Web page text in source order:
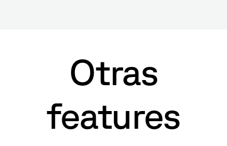
Otras
features